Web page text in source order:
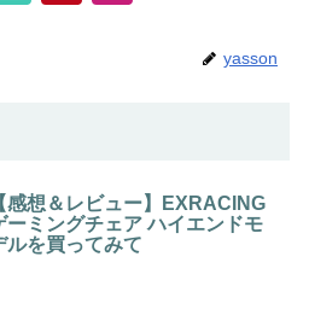
yasson
感想＆レビュー】EXRACING
ーミングチェア ハイエンドモ
ルを買ってみて